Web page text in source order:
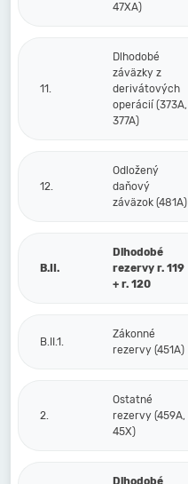
47XA)
11.
Dlhodobé
záväzky z
derivátových
operácií (373A,
377A)
12.
Odložený
daňový
záväzok (481A)
B.II.
Dlhodobé
rezervy r. 119
+ r. 120
B.II.1.
Zákonné
rezervy (451A)
2.
Ostatné
rezervy (459A,
45X)
Dlhodobé